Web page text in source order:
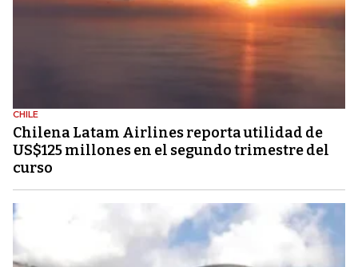
CHILE
Chilena Latam Airlines reporta utilidad de
US$125 millones en el segundo trimestre del
curso